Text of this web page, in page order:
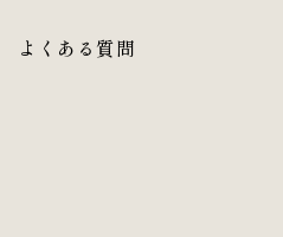
よくある質問